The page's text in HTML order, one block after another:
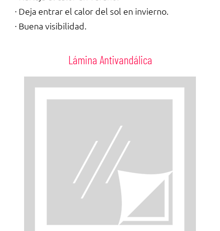
· Deja entrar el calor del sol en invierno.
· Buena visibilidad.
Lámina Antivandálica